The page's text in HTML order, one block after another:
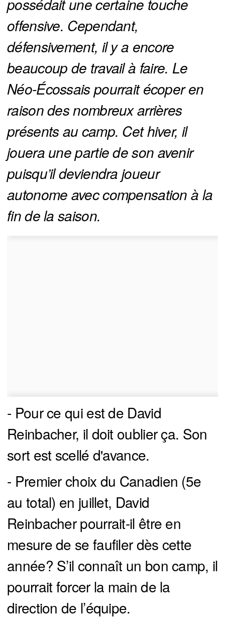
possédait une certaine touche
offensive. Cependant,
défensivement, il y a encore
beaucoup de travail à faire. Le
Néo-Écossais pourrait écoper en
raison des nombreux arrières
présents au camp. Cet hiver, il
jouera une partie de son avenir
puisqu’il deviendra joueur
autonome avec compensation à la
fin de la saison.
- Pour ce qui est de David
Reinbacher, il doit oublier ça. Son
sort est scellé d'avance.
- Premier choix du Canadien (5e
au total) en juillet, David
Reinbacher pourrait-il être en
mesure de se faufiler dès cette
année? S’il connaît un bon camp, il
pourrait forcer la main de la
direction de l’équipe.